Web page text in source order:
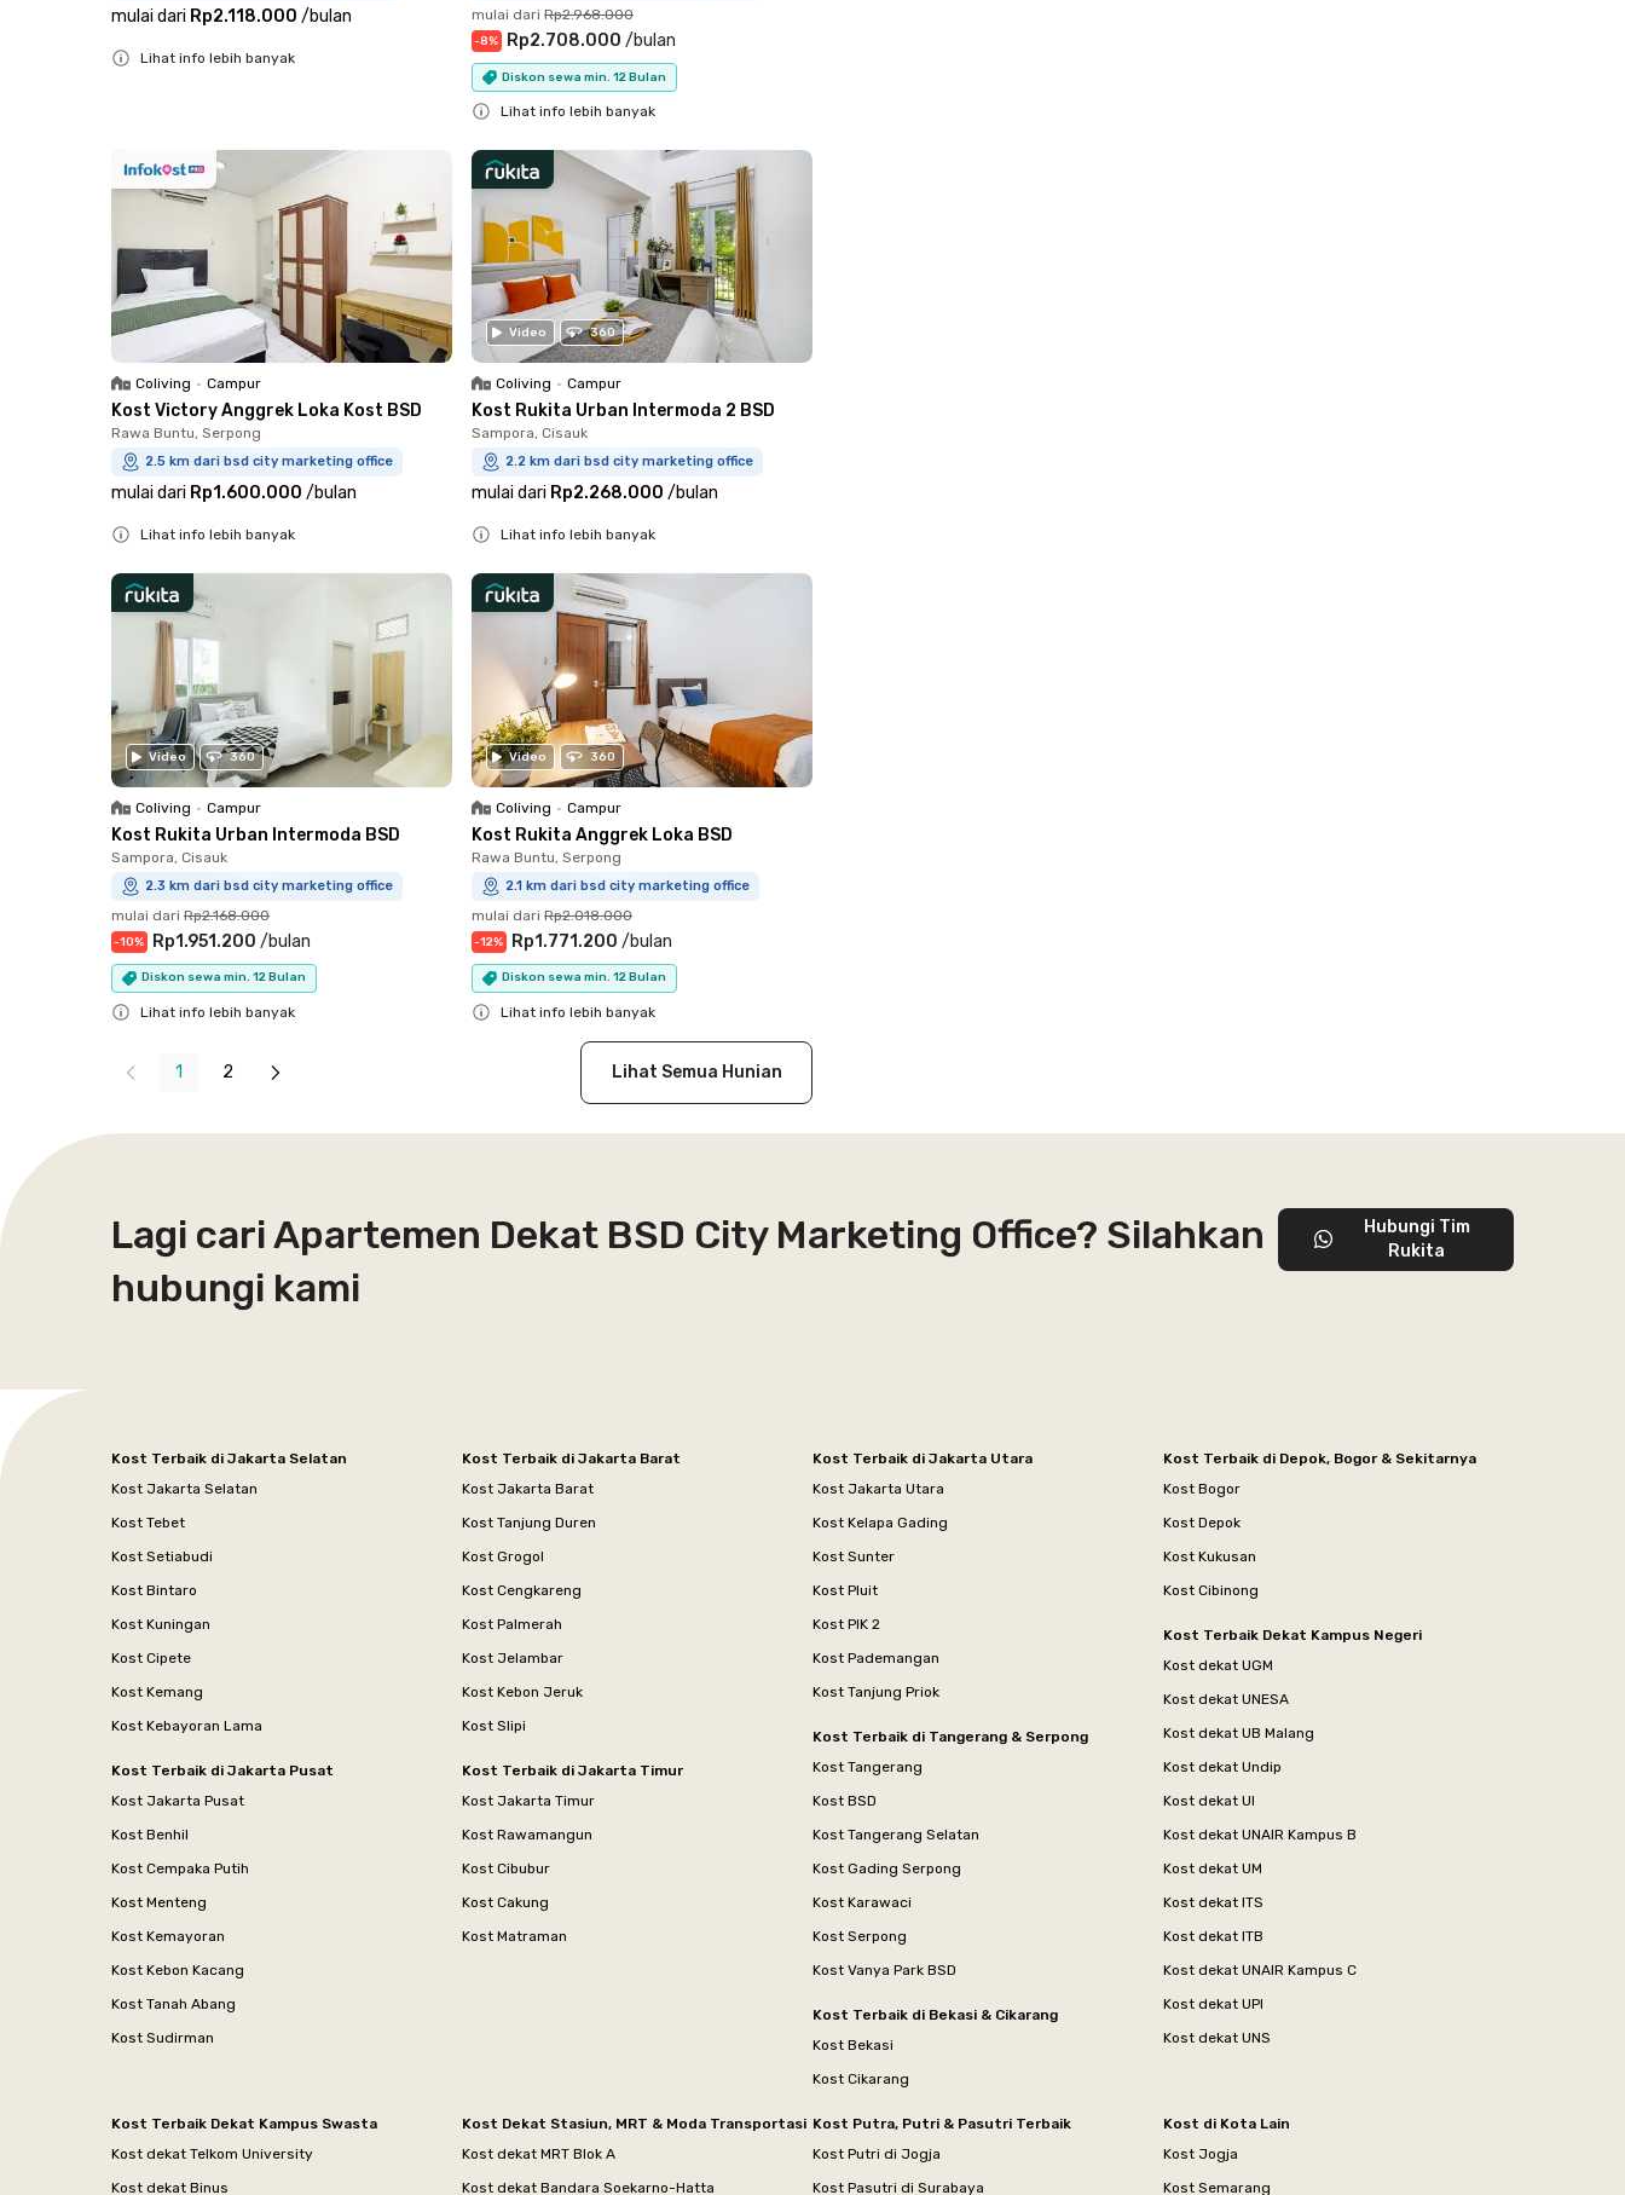
mulai dari Rp2.118.000 /bulan
Lihat info lebih banyak
mulai dari Rp2.968.000
-8% Rp2.708.000 /bulan
Diskon sewa min. 12 Bulan
Lihat info lebih banyak
Coliving • Campur
Kost Victory Anggrek Loka Kost BSD
Rawa Buntu, Serpong
2.5 km dari bsd city marketing office
mulai dari Rp1.600.000 /bulan
Lihat info lebih banyak
Video 360
Coliving • Campur
Kost Rukita Urban Intermoda 2 BSD
Sampora, Cisauk
2.2 km dari bsd city marketing office
mulai dari Rp2.268.000 /bulan
Lihat info lebih banyak
Video 360
Coliving • Campur
Kost Rukita Urban Intermoda BSD
Sampora, Cisauk
2.3 km dari bsd city marketing office
mulai dari Rp2.168.000
-10% Rp1.951.200 /bulan
Diskon sewa min. 12 Bulan
Lihat info lebih banyak
Video 360
Coliving • Campur
Kost Rukita Anggrek Loka BSD
Rawa Buntu, Serpong
2.1 km dari bsd city marketing office
mulai dari Rp2.018.000
-12% Rp1.771.200 /bulan
Diskon sewa min. 12 Bulan
Lihat info lebih banyak
1 2 Lihat Semua Hunian
Lagi cari Apartemen Dekat BSD City Marketing Office? Silahkan
hubungi kami
Hubungi Tim
Rukita
Kost Terbaik di Jakarta Selatan
Kost Jakarta Selatan
Kost Tebet
Kost Setiabudi
Kost Bintaro
Kost Kuningan
Kost Cipete
Kost Kemang
Kost Kebayoran Lama
Kost Terbaik di Jakarta Pusat
Kost Jakarta Pusat
Kost Benhil
Kost Cempaka Putih
Kost Menteng
Kost Kemayoran
Kost Kebon Kacang
Kost Tanah Abang
Kost Sudirman
Kost Terbaik di Jakarta Barat
Kost Jakarta Barat
Kost Tanjung Duren
Kost Grogol
Kost Cengkareng
Kost Palmerah
Kost Jelambar
Kost Kebon Jeruk
Kost Slipi
Kost Terbaik di Jakarta Timur
Kost Jakarta Timur
Kost Rawamangun
Kost Cibubur
Kost Cakung
Kost Matraman
Kost Terbaik di Jakarta Utara
Kost Jakarta Utara
Kost Kelapa Gading
Kost Sunter
Kost Pluit
Kost PIK 2
Kost Pademangan
Kost Tanjung Priok
Kost Terbaik di Tangerang & Serpong
Kost Tangerang
Kost BSD
Kost Tangerang Selatan
Kost Gading Serpong
Kost Karawaci
Kost Serpong
Kost Vanya Park BSD
Kost Terbaik di Bekasi & Cikarang
Kost Bekasi
Kost Cikarang
Kost Terbaik di Depok, Bogor & Sekitarnya
Kost Bogor
Kost Depok
Kost Kukusan
Kost Cibinong
Kost Terbaik Dekat Kampus Negeri
Kost dekat UGM
Kost dekat UNESA
Kost dekat UB Malang
Kost dekat Undip
Kost dekat UI
Kost dekat UNAIR Kampus B
Kost dekat UM
Kost dekat ITS
Kost dekat ITB
Kost dekat UNAIR Kampus C
Kost dekat UPI
Kost dekat UNS
Kost Terbaik Dekat Kampus Swasta
Kost dekat Telkom University
Kost dekat Binus
Kost Dekat Stasiun, MRT & Moda Transportasi
Kost dekat MRT Blok A
Kost dekat Bandara Soekarno-Hatta
Kost Putra, Putri & Pasutri Terbaik
Kost Putri di Jogja
Kost Pasutri di Surabaya
Kost di Kota Lain
Kost Jogja
Kost Semarang